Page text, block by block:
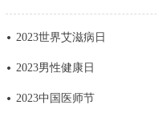
便民服务
中介服务
政民互动
2023世界艾滋病日
2023男性健康日
2023中国医师节